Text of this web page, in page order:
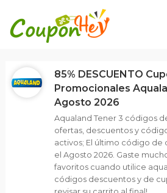
85% DESCUENTO
Promocionales
Agosto 2026
Aqualand Tener 3 códigos
ofertas, descuentos y
activos; El último código
el Agosto 2026. Gaste
favoritos cuando utilice
códigos descuentos y de